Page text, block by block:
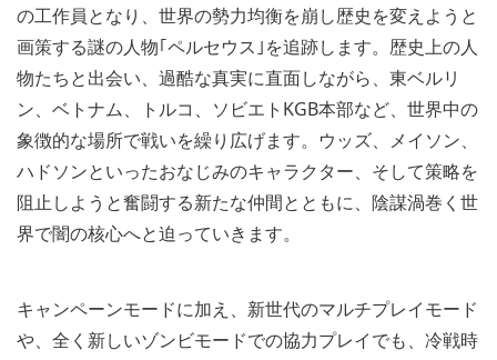
の工作員となり、世界の勢力均衡を崩し歴史を変えようと
画策する謎の人物｢ペルセウス｣を追跡します。歴史上の人
物たちと出会い、過酷な真実に直面しながら、東ベルリ
ン、ベトナム、トルコ、ソビエトKGB本部など、世界中の
象徴的な場所で戦いを繰り広げます。ウッズ、メイソン、
ハドソンといったおなじみのキャラクター、そして策略を
阻止しようと奮闘する新たな仲間とともに、陰謀渦巻く世
界で闇の核心へと迫っていきます。
キャンペーンモードに加え、新世代のマルチプレイモード
や、全く新しいゾンビモードでの協力プレイでも、冷戦時